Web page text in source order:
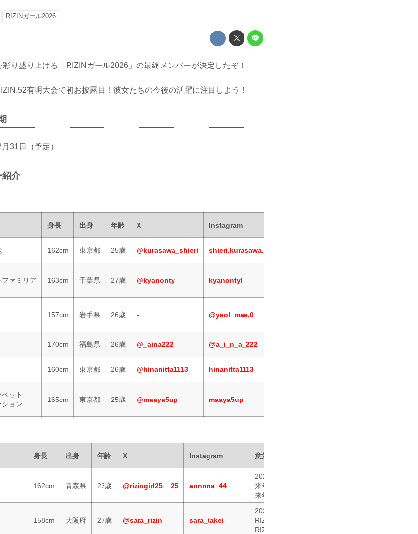
RIZINガール2026
り盛り上げる「RIZINガール2026」の最終メンバーが決定したぞ！
有明大会で初お披露目！彼女たちの今後の活躍に注目しよう！
31日（予定）
紹介
身長 出身 年齢 X Instagram
162cm 東京都 25歳 @kurasawa_shieri shieri.kurasawa.official
ファミリア 163cm 千葉県 27歳 @kyanonty kyanontyl
157cm 岩手県 26歳 - @yeol_mae.0
170cm 福島県 26歳 @_aina222 @a_i_n_a_222
160cm 東京都 26歳 @hinanitta1113 hinanitta1113
ット
ション
165cm 東京都 25歳 @maaya5up maaya5up
身長 出身 年齢 X Instagram 意気込み
162cm 青森県 23歳 @rizingirl25__25 annnna_44
2026年もRIZINガールをやらせていただけること大
来年は、今年よりもRIZINガールとしてバラエティ
来年もよろしくお願いいたします！
158cm 大阪府 27歳 @sara_rizin sara_takei
2025年に続き2026年もRIZINガールとして活動さ
RIZINの熱量を最前線で感じられるこの環境で、選
RIZINガールとしての誇りを胸に、観てくださる方